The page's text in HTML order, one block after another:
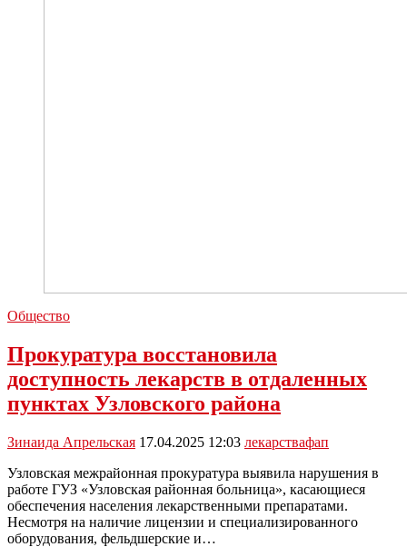
Общество
Прокуратура восстановила
доступность лекарств в отдаленных
пунктах Узловского района
Зинаида Апрельская 17.04.2025 12:03 лекарствафап
Узловская межрайонная прокуратура выявила нарушения в
работе ГУЗ «Узловская районная больница», касающиеся
обеспечения населения лекарственными препаратами.
Несмотря на наличие лицензии и специализированного
оборудования, фельдшерские и…